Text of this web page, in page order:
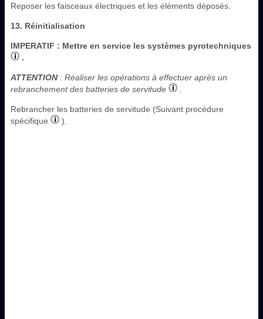
Reposer les faisceaux électriques et les éléments déposés.
13. Réinitialisation
IMPERATIF : Mettre en service les systèmes pyrotechniques
.
ATTENTION: Réaliser les opérations à effectuer après un
rebranchement des batteries de servitude
Rebrancher les batteries de servitude (Suivant procédure
spécifique
).